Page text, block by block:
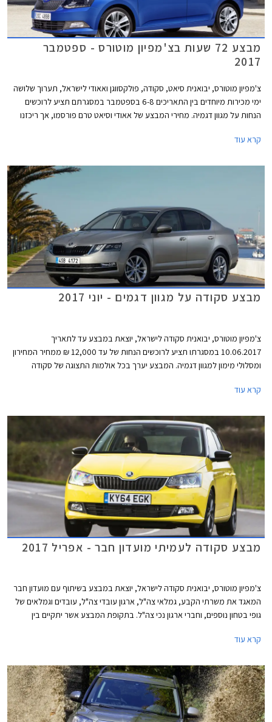
מבצע 72 שעות בצ'מפיון מוטורס - ספטמבר
2017
צ'מפיון מוטורס, יבואנית סיאט, סקודה, פולקסווגן ואאודי לישראל, תערוך שלושה
ימי מכירות מיוחדים בין התאריכים 6-8 בספטמבר במסגרתם תציע לרוכשים
הנחות על מגוון דגמיה. מחירי המבצע של אאודי וסיאט טרם פורסמו, אך ריכזנו
ופולקסווגן.
קרא עוד
מבצע סקודה על מגוון דגמים - יוני 2017
צ'מפיון מוטורס, יבואנית סקודה לישראל, יוצאת במבצע עד לתאריך
10.06.2017 במסגרתו תציע לרוכשים הנחות של עד 12,000 ₪ ממחיר המחירון
ומסלולי מימון למגוון דגמיה. המבצע יערך בכל אולמות התצוגה של סקודה
קרא עוד
מבצע סקודה לעמיתי מועדון חבר - אפריל 2017
צ'מפיון מוטורס, יבואנית סקודה לישראל, יוצאת במבצע בשיתוף עם מועדון חבר
המאגד את משרתי הקבע, גמלאי צה"ל, ארגון עובדי צה"ל, עובדים וגמלאים של
גופי בטחון נוספים, וחברי ארגון נכי צה"ל. בתקופת המבצע אשר יתקיים בין
אבזור, ותנאי מימון מיוחדים על מגוון דגמי סקודה המשווקים בישראל.
קרא עוד